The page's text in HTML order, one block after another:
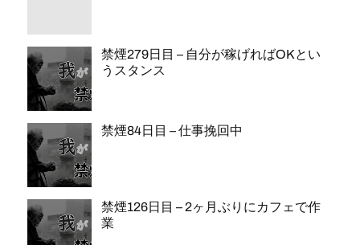
禁煙279日目 – 自分が稼げればOKとい
うスタンス
禁煙84日目 – 仕事挽回中
禁煙126日目 – 2ヶ月ぶりにカフェで作
業